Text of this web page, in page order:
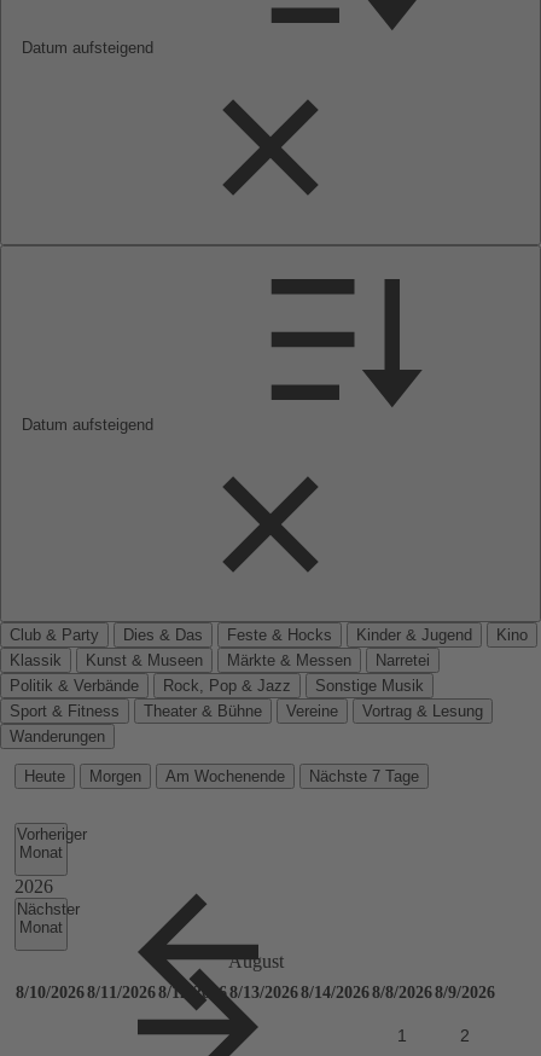
Datum aufsteigend
Datum aufsteigend
Club & Party Dies & Das Feste & Hocks Kinder & Jugend
Kino
Klassik
Kunst & Museen Märkte & Messen
Narretei
Politik & Verbände
Rock, Pop & Jazz
Sonstige Musik
Sport & Fitness
Theater & Bühne Vereine
Vortrag & Lesung
Wanderungen
Heute Morgen Am Wochenende Nächste 7 Tage
Vorheriger
Monat
Nächster
Monat